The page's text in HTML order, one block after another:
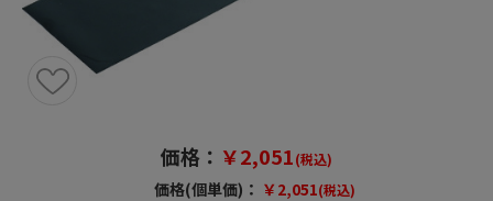
価格： ￥2,051(税込)
価格(個単価)： ￥2,051(税込)